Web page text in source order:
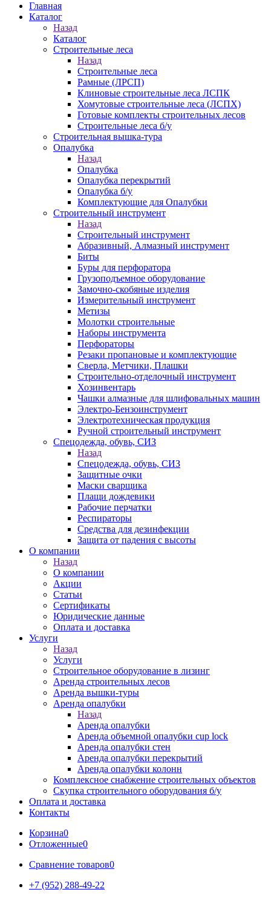
Главная
Каталог
Назад
Каталог
Строительные леса
Назад
Строительные леса
Рамные (ЛРСП)
Клиновые строительные леса ЛСПК
Хомутовые строительные леса (ЛСПХ)
Готовые комплекты строительных лесов
Строительные леса б/у
Строительная вышка-тура
Опалубка
Назад
Опалубка
Опалубка перекрытий
Опалубка б/у
Комплектующие для Опалубки
Строительный инструмент
Назад
Строительный инструмент
Абразивный, Алмазный инструмент
Биты
Буры для перфоратора
Грузоподъемное оборудование
Замочно-скобяные изделия
Измерительный инструмент
Метизы
Молотки строительные
Наборы инструмента
Перфораторы
Резаки пропановые и комплектующие
Сверла, Метчики, Плашки
Строительно-отделочный инструмент
Хозинвентарь
Чашки алмазные для шлифовальных машин
Электро-Бензоинструмент
Электротехническая продукция
Ручной строительный инструмент
Спецодежда, обувь, СИЗ
Назад
Спецодежда, обувь, СИЗ
Защитные очки
Маски сварщика
Плащи дождевики
Рабочие перчатки
Респираторы
Средства для дезинфекции
Защита от падения с высоты
О компании
Назад
О компании
Акции
Статьи
Сертификаты
Юридические данные
Оплата и доставка
Услуги
Назад
Услуги
Строительное оборудование в лизинг
Аренда строительных лесов
Аренда вышки-туры
Аренда опалубки
Назад
Аренда опалубки
Аренда объемной опалубки cup lock
Аренда опалубки стен
Аренда опалубки перекрытий
Аренда опалубки колонн
Комплексное снабжение строительных объектов
Скупка строительного оборудования б/у
Оплата и доставка
Контакты
Корзина0
Отложенные0
Сравнение товаров0
+7 (952) 288-49-22